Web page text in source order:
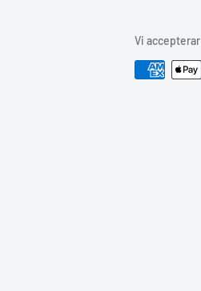
Vi accepterar